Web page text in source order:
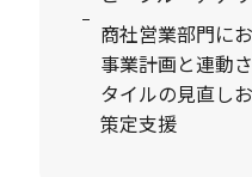
商社営業部門に
事業計画と連動
タイルの見直し
策定支援